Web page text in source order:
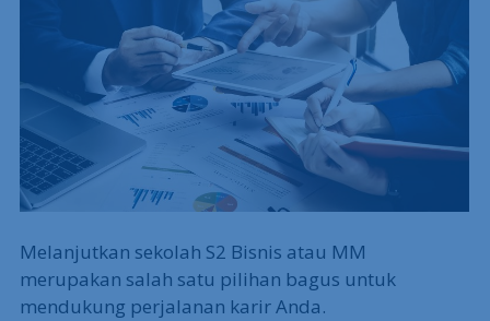
Melanjutkan sekolah S2 Bisnis atau MM
merupakan salah satu pilihan bagus untuk
mendukung perjalanan karir Anda.